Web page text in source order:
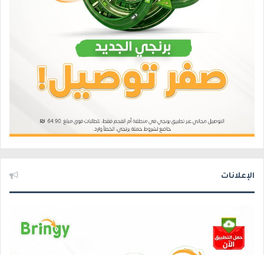
الإعلانات